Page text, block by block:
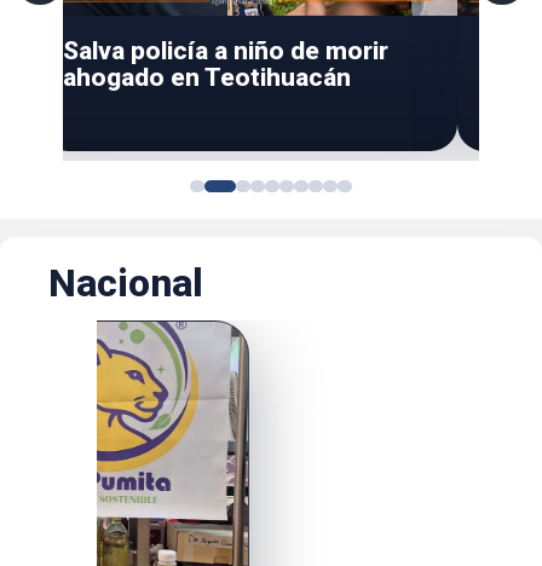
Salva policía a niño de morir
ahogado en Teotihuacán
Nacional